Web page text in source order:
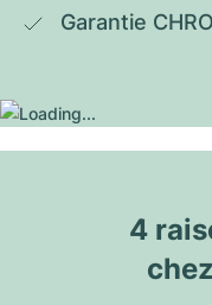
Garantie
4